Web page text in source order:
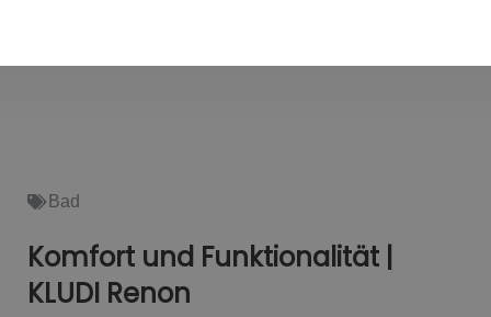
Bad
Komfort und Funktionalität |
KLUDI Renon